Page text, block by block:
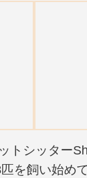
トシッター
を飼い始め